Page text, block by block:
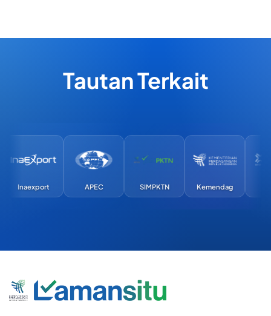
Tautan Terkait
Inaexport APEC SIMPKTN Kemendag